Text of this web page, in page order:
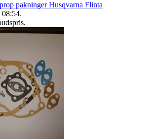
pakninger Husqvarna Flinta
08:54.
.